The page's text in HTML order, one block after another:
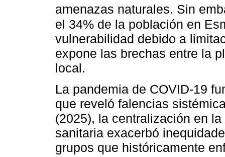
amenazas naturales. Sin
el 34% de la población en
vulnerabilidad debido a
expone las brechas entre la
local.
La pandemia de COVID-19
que reveló falencias
(2025), la centralización en
sanitaria exacerbó
grupos que históricamente